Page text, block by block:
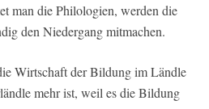
man die Philologien, werden die
den Niedergang mitmachen.
Wirtschaft der Bildung im Ländle
mehr ist, weil es die Bildung